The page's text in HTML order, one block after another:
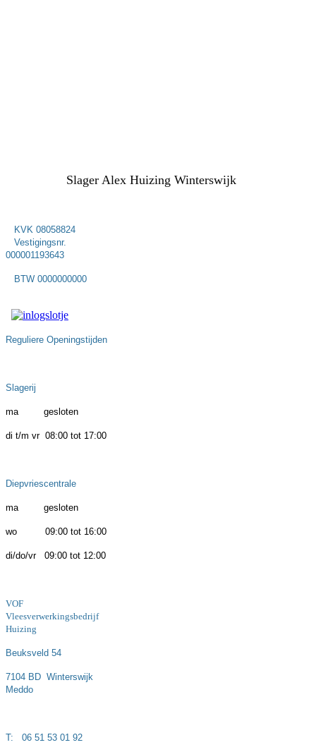
Slager Alex Huizing Winterswijk
KVK 08058824
Vestigingsnr.
000001193643
BTW 0000000000
Reguliere Openingstijden
Slagerij
ma gesloten
di t/m vr 08:00 tot 17:00
Diepvriescentrale
ma gesloten
wo 09:00 tot 16:00
di/do/vr 09:00 tot 12:00
VOF
Vleesverwerkingsbedrijf
Huizing
Beuksveld 54
7104 BD Winterswijk
Meddo
T: 06 51 53 01 92